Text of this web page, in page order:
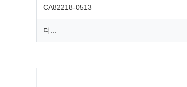
CA82218-0513
더...